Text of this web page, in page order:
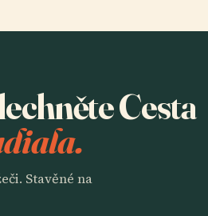
Cesta
Stavěné na